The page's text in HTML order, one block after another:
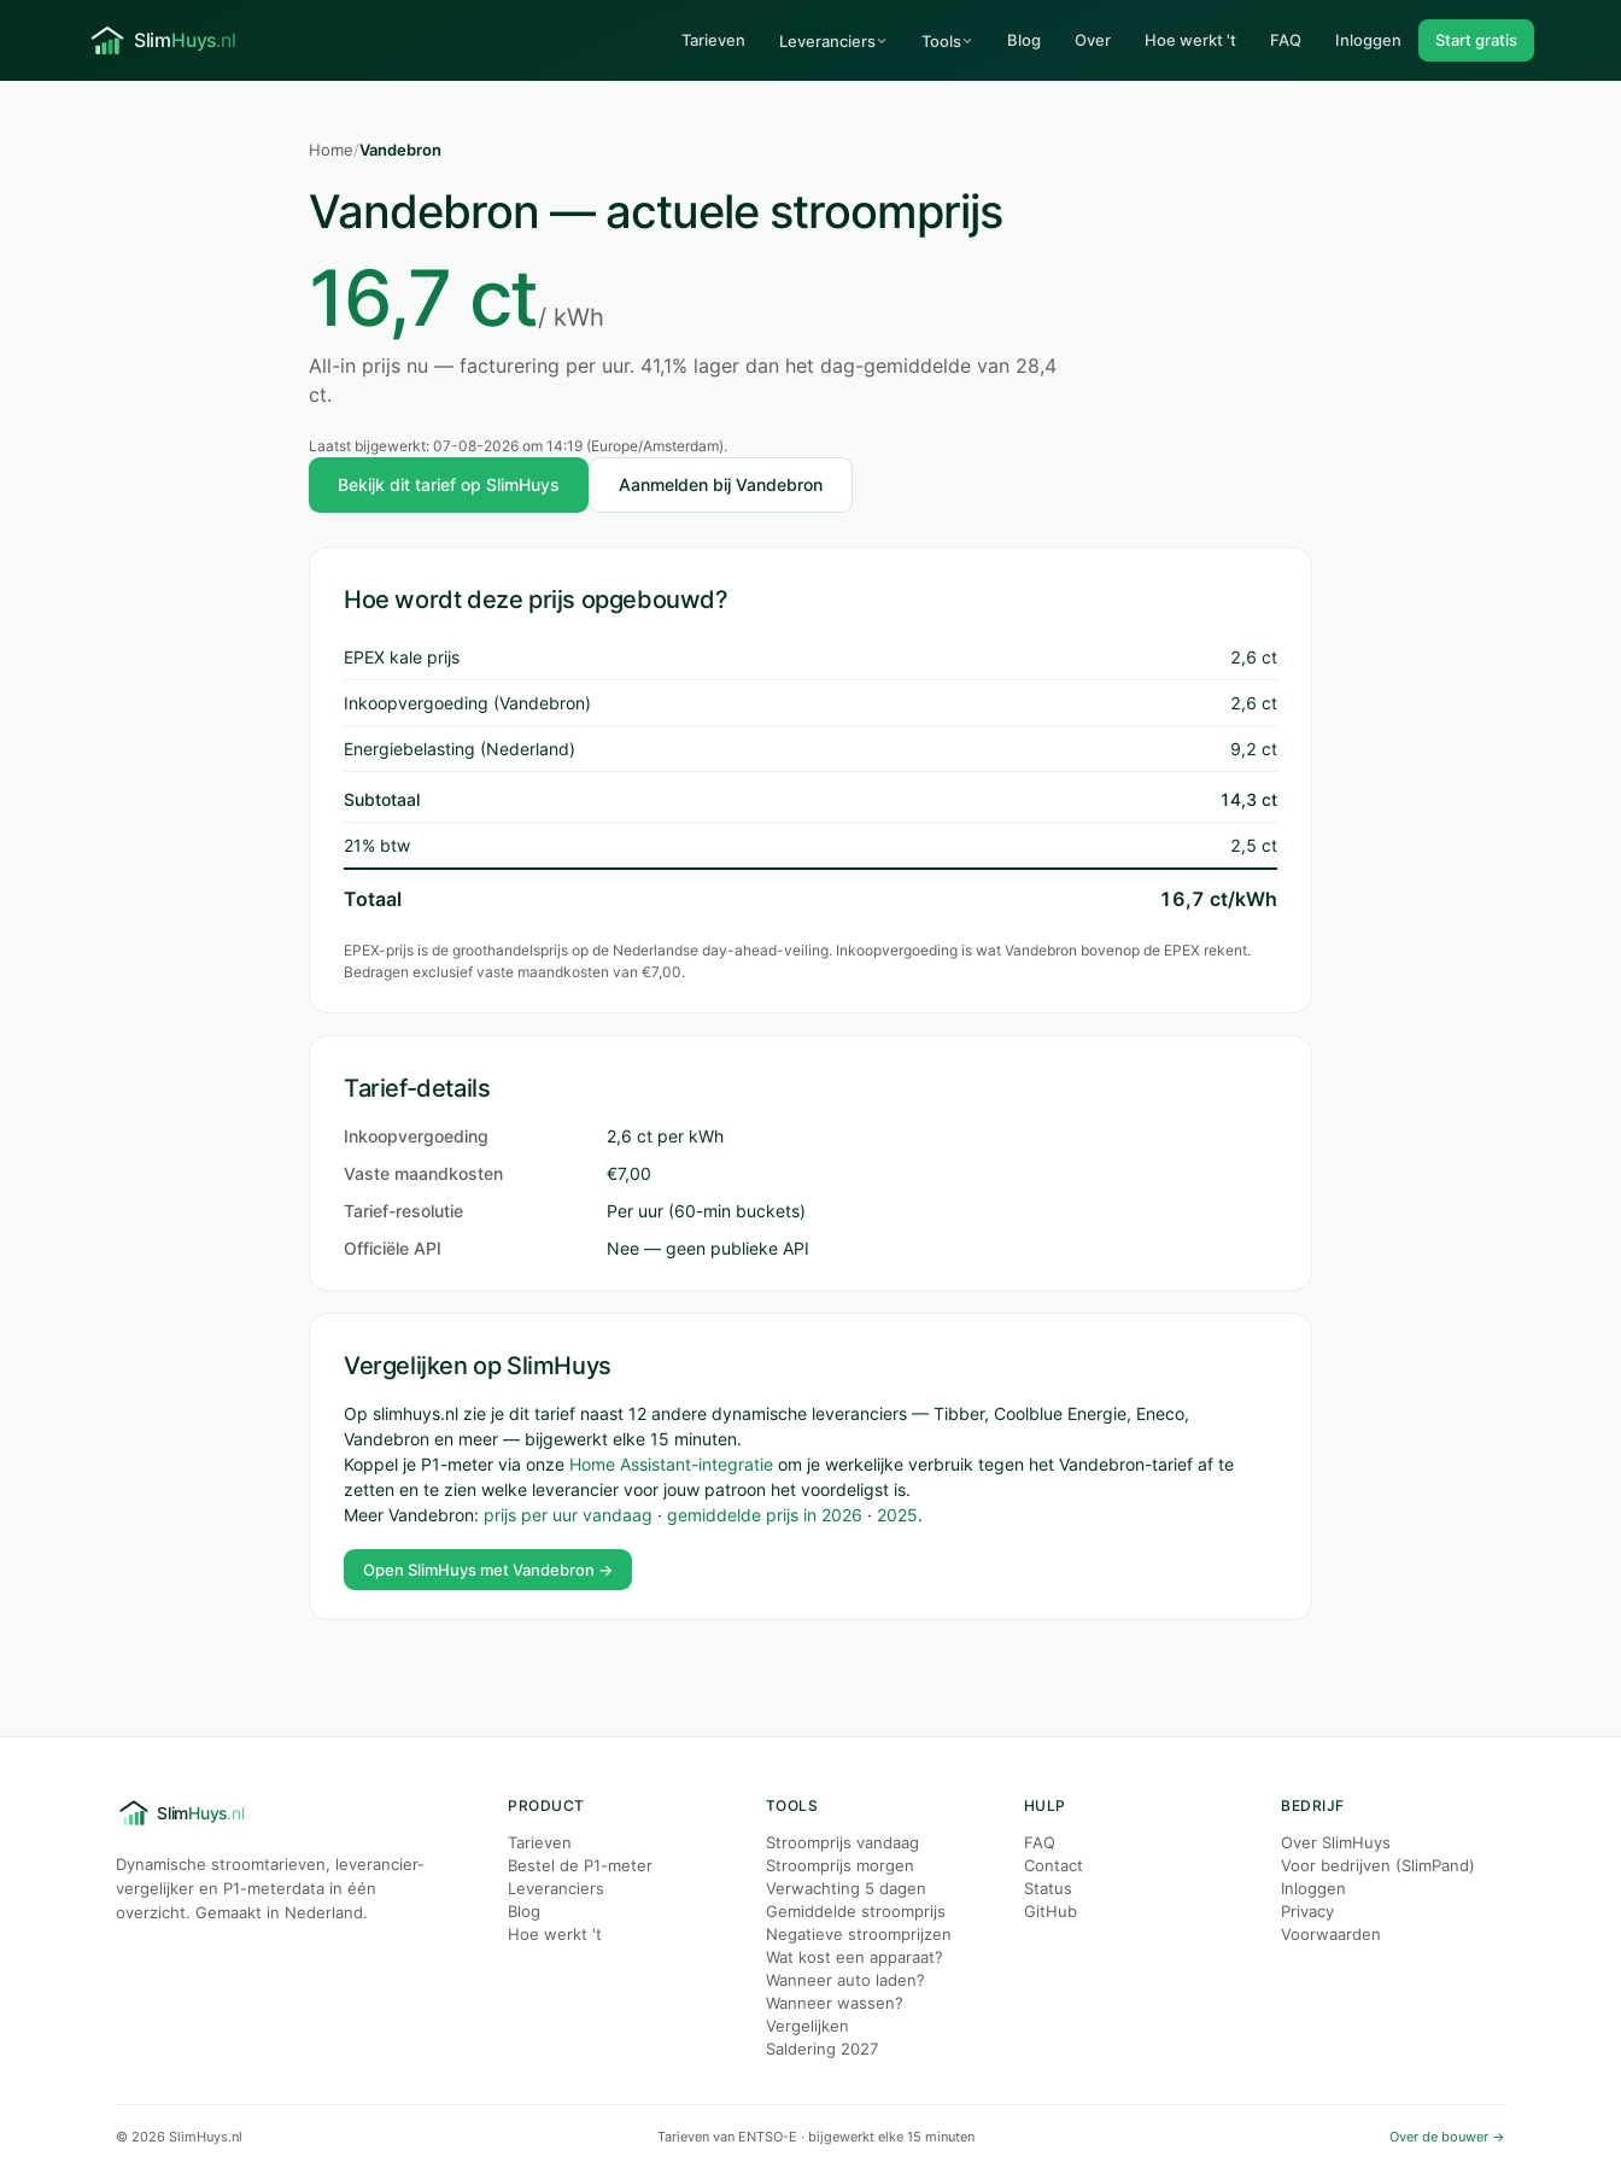
Tarieven Leveranciers Tools Blog Over Hoe werkt 't FAQ Inloggen Start gratis
Home/Vandebron
Vandebron — actuele stroomprijs
16,7 ct/ kWh
All-in prijs nu — facturering per uur. 41,1% lager dan het dag-gemiddelde van 28,4
ct.
Laatst bijgewerkt: 07-08-2026 om 14:19 (Europe/Amsterdam).
Bekijk dit tarief op SlimHuys Aanmelden bij Vandebron
Hoe wordt deze prijs opgebouwd?
EPEX kale prijs 2,6 ct
Inkoopvergoeding (Vandebron) 2,6 ct
Energiebelasting (Nederland) 9,2 ct
Subtotaal 14,3 ct
21% btw 2,5 ct
Totaal 16,7 ct/kWh
EPEX-prijs is de groothandelsprijs op de Nederlandse day-ahead-veiling. Inkoopvergoeding is wat Vandebron bovenop de EPEX rekent.
Bedragen exclusief vaste maandkosten van €7,00.
Tarief-details
Inkoopvergoeding
2,6 ct per kWh
Vaste maandkosten
€7,00
Tarief-resolutie
Per uur (60-min buckets)
Officiële API
Nee — geen publieke API
Vergelijken op SlimHuys
Op slimhuys.nl zie je dit tarief naast 12 andere dynamische leveranciers — Tibber, Coolblue Energie, Eneco,
Vandebron en meer — bijgewerkt elke 15 minuten.
Koppel je P1-meter via onze Home Assistant-integratie om je werkelijke verbruik tegen het Vandebron-tarief af te
zetten en te zien welke leverancier voor jouw patroon het voordeligst is.
Meer Vandebron: prijs per uur vandaag · gemiddelde prijs in 2026 · 2025.
Open SlimHuys met Vandebron →
Dynamische stroomtarieven, leverancier-
vergelijker en P1-meterdata in één
overzicht. Gemaakt in Nederland.
PRODUCT
Tarieven
Bestel de P1-meter
Leveranciers
Blog
Hoe werkt 't
TOOLS
Stroomprijs vandaag
Stroomprijs morgen
Verwachting 5 dagen
Gemiddelde stroomprijs
Negatieve stroomprijzen
Wat kost een apparaat?
Wanneer auto laden?
Wanneer wassen?
Vergelijken
Saldering 2027
HULP
FAQ
Contact
Status
GitHub
BEDRIJF
Over SlimHuys
Voor bedrijven (SlimPand)
Inloggen
Privacy
Voorwaarden
© 2026 SlimHuys.nl Tarieven van ENTSO-E · bijgewerkt elke 15 minuten Over de bouwer →